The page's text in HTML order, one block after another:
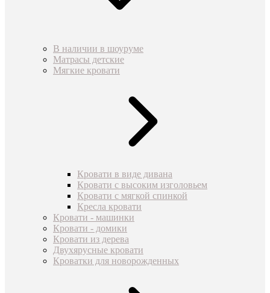
В наличии в шоуруме
Матрасы детские
Мягкие кровати
Кровати в виде дивана
Кровати с высоким изголовьем
Кровати с мягкой спинкой
Кресла кровати
Кровати - машинки
Кровати - домики
Кровати из дерева
Двухярусные кровати
Кроватки для новорожденных